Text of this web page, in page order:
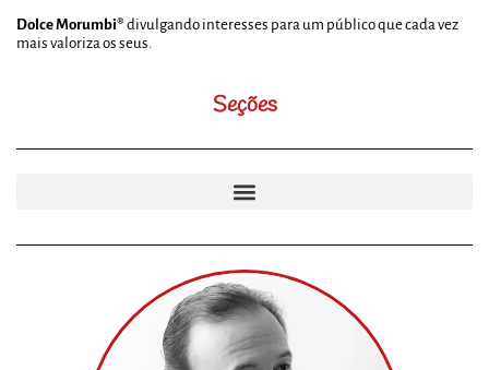
Dolce Morumbi® divulgando interesses para um público que cada vez
mais valoriza os seus.
Seções